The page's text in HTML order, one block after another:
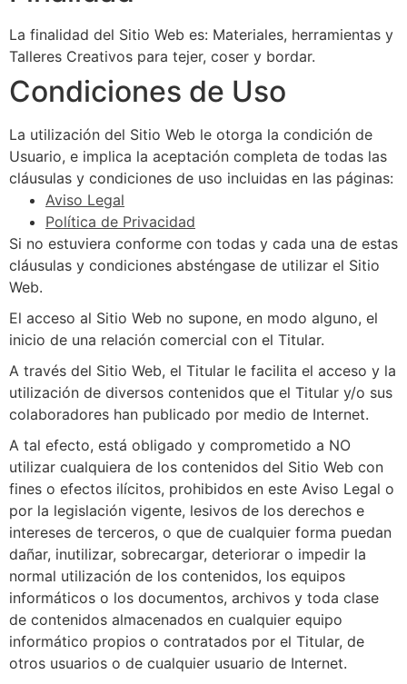
La finalidad del Sitio Web es: Materiales, herramientas y
Talleres Creativos para tejer, coser y bordar.
Condiciones de Uso
La utilización del Sitio Web le otorga la condición de
Usuario, e implica la aceptación completa de todas las
cláusulas y condiciones de uso incluidas en las páginas:
Aviso Legal
Política de Privacidad
Si no estuviera conforme con todas y cada una de estas
cláusulas y condiciones absténgase de utilizar el Sitio
Web.
El acceso al Sitio Web no supone, en modo alguno, el
inicio de una relación comercial con el Titular.
A través del Sitio Web, el Titular le facilita el acceso y la
utilización de diversos contenidos que el Titular y/o sus
colaboradores han publicado por medio de Internet.
A tal efecto, está obligado y comprometido a NO
utilizar cualquiera de los contenidos del Sitio Web con
fines o efectos ilícitos, prohibidos en este Aviso Legal o
por la legislación vigente, lesivos de los derechos e
intereses de terceros, o que de cualquier forma puedan
dañar, inutilizar, sobrecargar, deteriorar o impedir la
normal utilización de los contenidos, los equipos
informáticos o los documentos, archivos y toda clase
de contenidos almacenados en cualquier equipo
informático propios o contratados por el Titular, de
otros usuarios o de cualquier usuario de Internet.